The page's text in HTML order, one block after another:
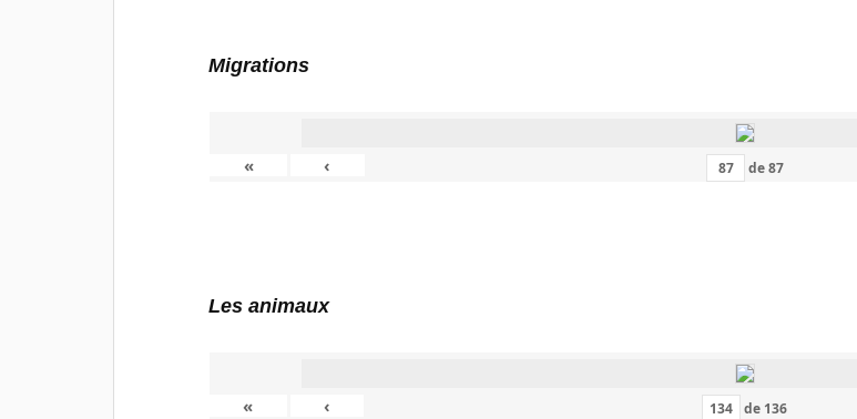
Migrations
« ‹ de87
Les animaux
« ‹ de 136